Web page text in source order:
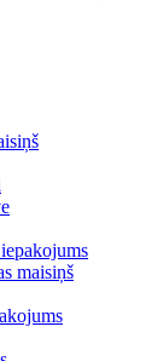
maisiņš